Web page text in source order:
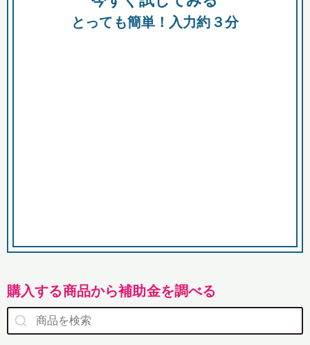
とっても簡単！入力約３分
購入する商品から補助金を調べる